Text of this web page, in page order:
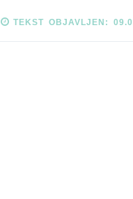
TEKST OBJAVLJEN: